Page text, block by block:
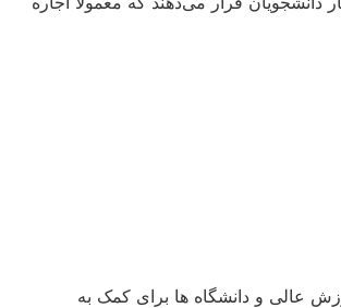
عالی و دانشگاه ها برای کمک به